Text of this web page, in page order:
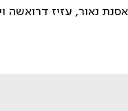
נאור, עזיז דרואשה